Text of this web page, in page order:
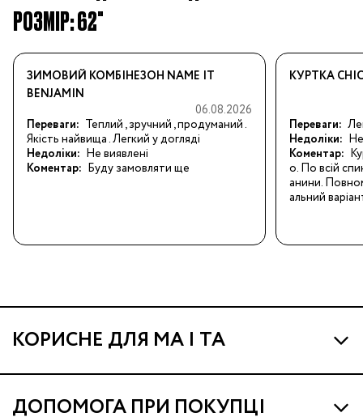
РОЗМІР: 62"
ЗИМОВИЙ КОМБІНЕЗОН NAME IT
BENJAMIN
06.08.2026
Переваги: Теплий , зручний , продуманий .
Якість найвища . Легкий у догляді
Недоліки: Не виявлені
Коментар: Буду замовляти ще
КУРТКА
Переваги:
Недоліки:
Коментар:
о. По всій
анини.
альний
КОРИСНЕ ДЛЯ МА І ТА
Про МА та Маминих Асистентів
Програма Ма Кешбек
ДОПОМОГА ПРИ ПОКУПЦІ